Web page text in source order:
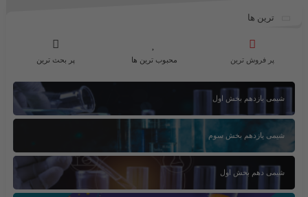
ترین ها
پر فروش ترین محبوب ترین ها پر بحث ترین
شیمی یازدهم بخش اول
شیمی یازدهم بخش سوم
شیمی دهم بخش اول